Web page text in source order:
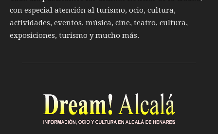
con especial atención al turismo, ocio, cultura,
actividades, eventos, música, cine, teatro, cultura,
exposiciones, turismo y mucho más.